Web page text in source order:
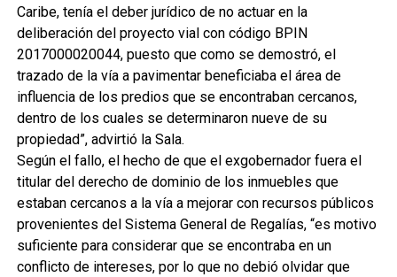
Caribe, tenía el deber jurídico de no actuar en la
deliberación del proyecto vial con código BPIN
2017000020044, puesto que como se demostró, el
trazado de la vía a pavimentar beneficiaba el área de
influencia de los predios que se encontraban cercanos,
dentro de los cuales se determinaron nueve de su
propiedad”, advirtió la Sala.
Según el fallo, el hecho de que el exgobernador fuera el
titular del derecho de dominio de los inmuebles que
estaban cercanos a la vía a mejorar con recursos públicos
provenientes del Sistema General de Regalías, “es motivo
suficiente para considerar que se encontraba en un
conflicto de intereses, por lo que no debió olvidar que